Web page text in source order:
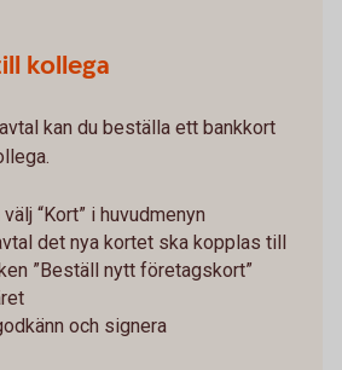
kollega
kan du beställa ett bankkort
“Kort” i huvudmenyn
det nya kortet ska kopplas till
”Beställ nytt företagskort”
och signera